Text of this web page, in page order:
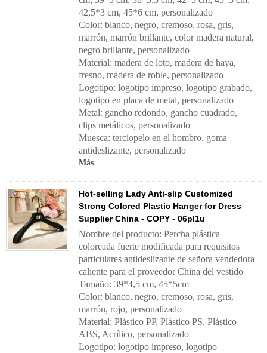
42,5*3 cm, 45*6 cm, personalizado
Color: blanco, negro, cremoso, rosa, gris,
marrón, marrón brillante, color madera natural,
negro brillante, personalizado
Material: madera de loto, madera de haya,
fresno, madera de roble, personalizado
Logotipo: logotipo impreso, logotipo grabado,
logotipo en placa de metal, personalizado
Metal: gancho redondo, gancho cuadrado,
clips metálicos, personalizado
Muesca: terciopelo en el hombro, goma
antideslizante, personalizado
Más
Hot-selling Lady Anti-slip Customized
Strong Colored Plastic Hanger for Dress
Supplier China - COPY - 06pl1u
Nombre del producto: Percha plástica
coloreada fuerte modificada para requisitos
particulares antideslizante de señora vendedora
caliente para el proveedor China del vestido
Tamaño: 39*4,5 cm, 45*5cm
Color: blanco, negro, cremoso, rosa, gris,
marrón, rojo, personalizado
Material: Plástico PP, Plástico PS, Plástico
ABS, Acrílico, personalizado
Logotipo: logotipo impreso, logotipo